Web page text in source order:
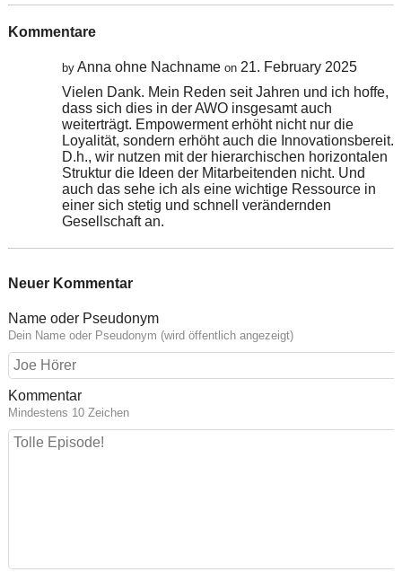
Kommentare
byAnna ohne Nachname on 21. February 2025
Vielen Dank. Mein Reden seit Jahren und ich hoffe,
dass sich dies in der AWO insgesamt auch
weiterträgt. Empowerment erhöht nicht nur die
Loyalität, sondern erhöht auch die Innovationsbereit.
D.h., wir nutzen mit der hierarchischen horizontalen
Struktur die Ideen der Mitarbeitenden nicht. Und
auch das sehe ich als eine wichtige Ressource in
einer sich stetig und schnell verändernden
Gesellschaft an.
Neuer Kommentar
Name oder Pseudonym
Dein Name oder Pseudonym (wird öffentlich angezeigt)
Kommentar
Mindestens 10 Zeichen